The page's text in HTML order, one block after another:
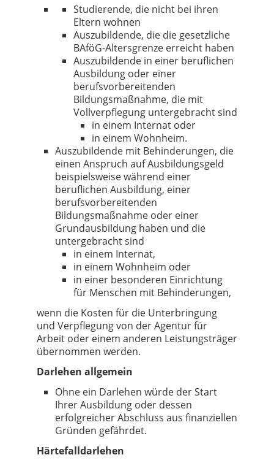
Studierende, die nicht bei ihren
Eltern wohnen
Auszubildende, die die gesetzliche
BAföG-Altersgrenze erreicht haben
Auszubildende in einer beruflichen
Ausbildung oder einer
berufsvorbereitenden
Bildungsmaßnahme, die mit
Vollverpflegung untergebracht sind
in einem Internat oder
in einem Wohnheim.
Auszubildende mit Behinderungen, die
einen Anspruch auf Ausbildungsgeld
beispielsweise während einer
beruflichen Ausbildung, einer
berufsvorbereitenden
Bildungsmaßnahme oder einer
Grundausbildung haben und die
untergebracht sind
in einem Internat,
in einem Wohnheim oder
in einer besonderen Einrichtung
für Menschen mit Behinderungen,
wenn die Kosten für die Unterbringung
und Verpflegung von der Agentur für
Arbeit oder einem anderen Leistungsträger
übernommen werden.
Darlehen allgemein
Ohne ein Darlehen würde der Start
Ihrer Ausbildung oder dessen
erfolgreicher Abschluss aus finanziellen
Gründen gefährdet.
Härtefalldarlehen